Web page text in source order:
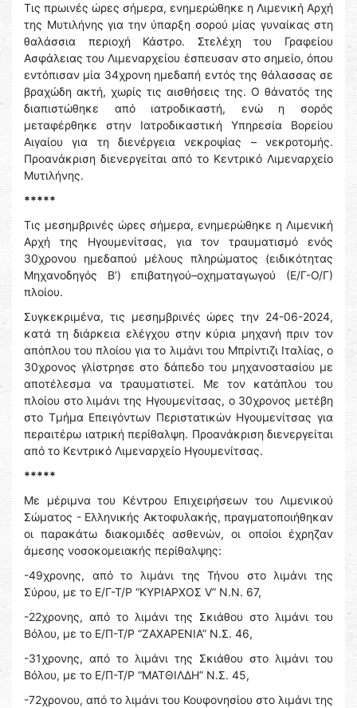
Τις πρωινές ώρες σήμερα, ενημερώθηκε η Λιμενική Αρχή
της Μυτιλήνης για την ύπαρξη σορού μίας γυναίκας στη
θαλάσσια περιοχή Κάστρο. Στελέχη του Γραφείου
Ασφάλειας του Λιμεναρχείου έσπευσαν στο σημείο, όπου
εντόπισαν μία 34χρονη ημεδαπή εντός της θάλασσας σε
βραχώδη ακτή, χωρίς τις αισθήσεις της. Ο θάνατός της
διαπιστώθηκε από ιατροδικαστή, ενώ η σορός
μεταφέρθηκε στην Ιατροδικαστική Υπηρεσία Βορείου
Αιγαίου για τη διενέργεια νεκροψίας – νεκροτομής.
Προανάκριση διενεργείται από το Κεντρικό Λιμεναρχείο
Μυτιλήνης.
*****
Τις μεσημβρινές ώρες σήμερα, ενημερώθηκε η Λιμενική
Αρχή της Ηγουμενίτσας, για τον τραυματισμό ενός
30χρονου ημεδαπού μέλους πληρώματος (ειδικότητας
Μηχανοδηγός Β’) επιβατηγού–οχηματαγωγού (Ε/Γ-Ο/Γ)
πλοίου.
Συγκεκριμένα, τις μεσημβρινές ώρες την 24-06-2024,
κατά τη διάρκεια ελέγχου στην κύρια μηχανή πριν τον
απόπλου του πλοίου για το λιμάνι του Μπρίντιζι Ιταλίας, ο
30χρονος γλίστρησε στο δάπεδο του μηχανοστασίου με
αποτέλεσμα να τραυματιστεί. Με τον κατάπλου του
πλοίου στο λιμάνι της Ηγουμενίτσας, ο 30χρονος μετέβη
στο Τμήμα Επειγόντων Περιστατικών Ηγουμενίτσας για
περαιτέρω ιατρική περίθαλψη. Προανάκριση διενεργείται
από το Κεντρικό Λιμεναρχείο Ηγουμενίτσας.
*****
Με μέριμνα του Κέντρου Επιχειρήσεων του Λιμενικού
Σώματος - Ελληνικής Ακτοφυλακής, πραγματοποιήθηκαν
οι παρακάτω διακομιδές ασθενών, οι οποίοι έχρηζαν
άμεσης νοσοκομειακής περίθαλψης:
-49χρονης, από το λιμάνι της Τήνου στο λιμάνι της
Σύρου, με το Ε/Γ-Τ/Ρ “ΚΥΡΙΑΡΧΟΣ V” N.N. 67,
-22χρονης, από το λιμάνι της Σκιάθου στο λιμάνι του
Βόλου, με το Ε/Π-Τ/Ρ “ΖΑΧΑΡΕΝΙΑ” N.Σ. 46,
-31χρονης, από το λιμάνι της Σκιάθου στο λιμάνι του
Βόλου, με το Ε/Π-Τ/Ρ “ΜΑΤΘΙΛΔΗ” N.Σ. 45,
-72χρονου, από το λιμάνι του Κουφονησίου στο λιμάνι της